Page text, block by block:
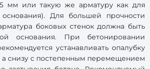
мм или такую же арматуру как для
Для большей прочности
боковых стенок должна быть
основания. При бетонировании
устанавливать опалубку
а снизу с постепенным перемещением